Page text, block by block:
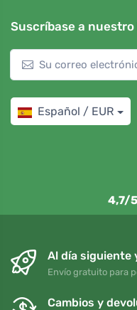
Suscríbase a
Español / EUR
4,7/5
Al día siguiente
Envío gratuito para
Cambios y